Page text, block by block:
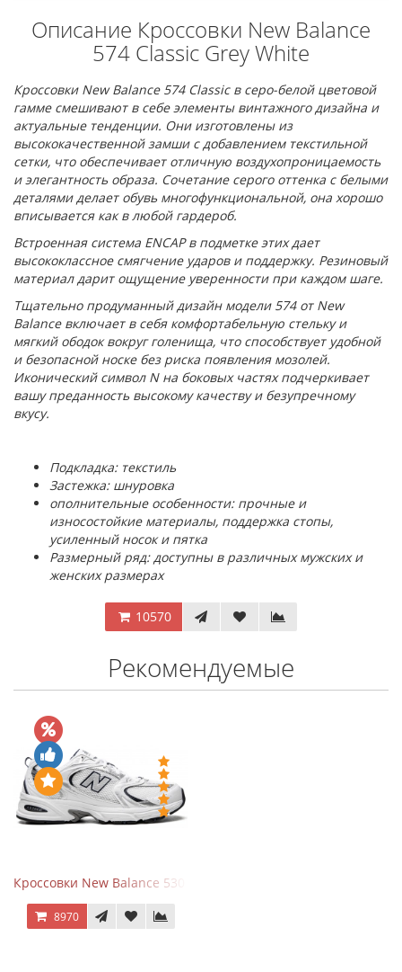
Описание Кроссовки New Balance
574 Classic Grey White
Кроссовки New Balance 574 Classic в серо-белой цветовой
гамме смешивают в себе элементы винтажного дизайна и
актуальные тенденции. Они изготовлены из
высококачественной замши с добавлением текстильной
сетки, что обеспечивает отличную воздухопроницаемость
и элегантность образа. Сочетание серого оттенка с белыми
деталями делает обувь многофункциональной, она хорошо
вписывается как в любой гардероб.
Встроенная система ENCAP в подметке этих дает
высококлассное смягчение ударов и поддержку. Резиновый
материал дарит ощущение уверенности при каждом шаге.
Тщательно продуманный дизайн модели 574 от New
Balance включает в себя комфортабельную стельку и
мягкий ободок вокруг голенища, что способствует удобной
и безопасной носке без риска появления мозолей.
Иконический символ N на боковых частях подчеркивает
вашу преданность высокому качеству и безупречному
вкусу.
Подкладка: текстиль
Застежка: шнуровка
ополнительные особенности: прочные и
износостойкие материалы, поддержка стопы,
усиленный носок и пятка
Размерный ряд: доступны в различных мужских и
женских размерах
10570
Рекомендуемые
Кроссовки New Balance 530 White Silver Navy
8970